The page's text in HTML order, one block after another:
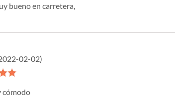
bueno en carretera,
02-02)
cómodo